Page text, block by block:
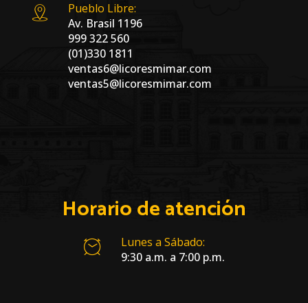
Pueblo Libre:
Av. Brasil 1196
999 322 560
(01)330 1811
ventas6@licoresmimar.com
ventas5@licoresmimar.com
Horario de atención
Lunes a Sábado:
9:30 a.m. a 7:00 p.m.